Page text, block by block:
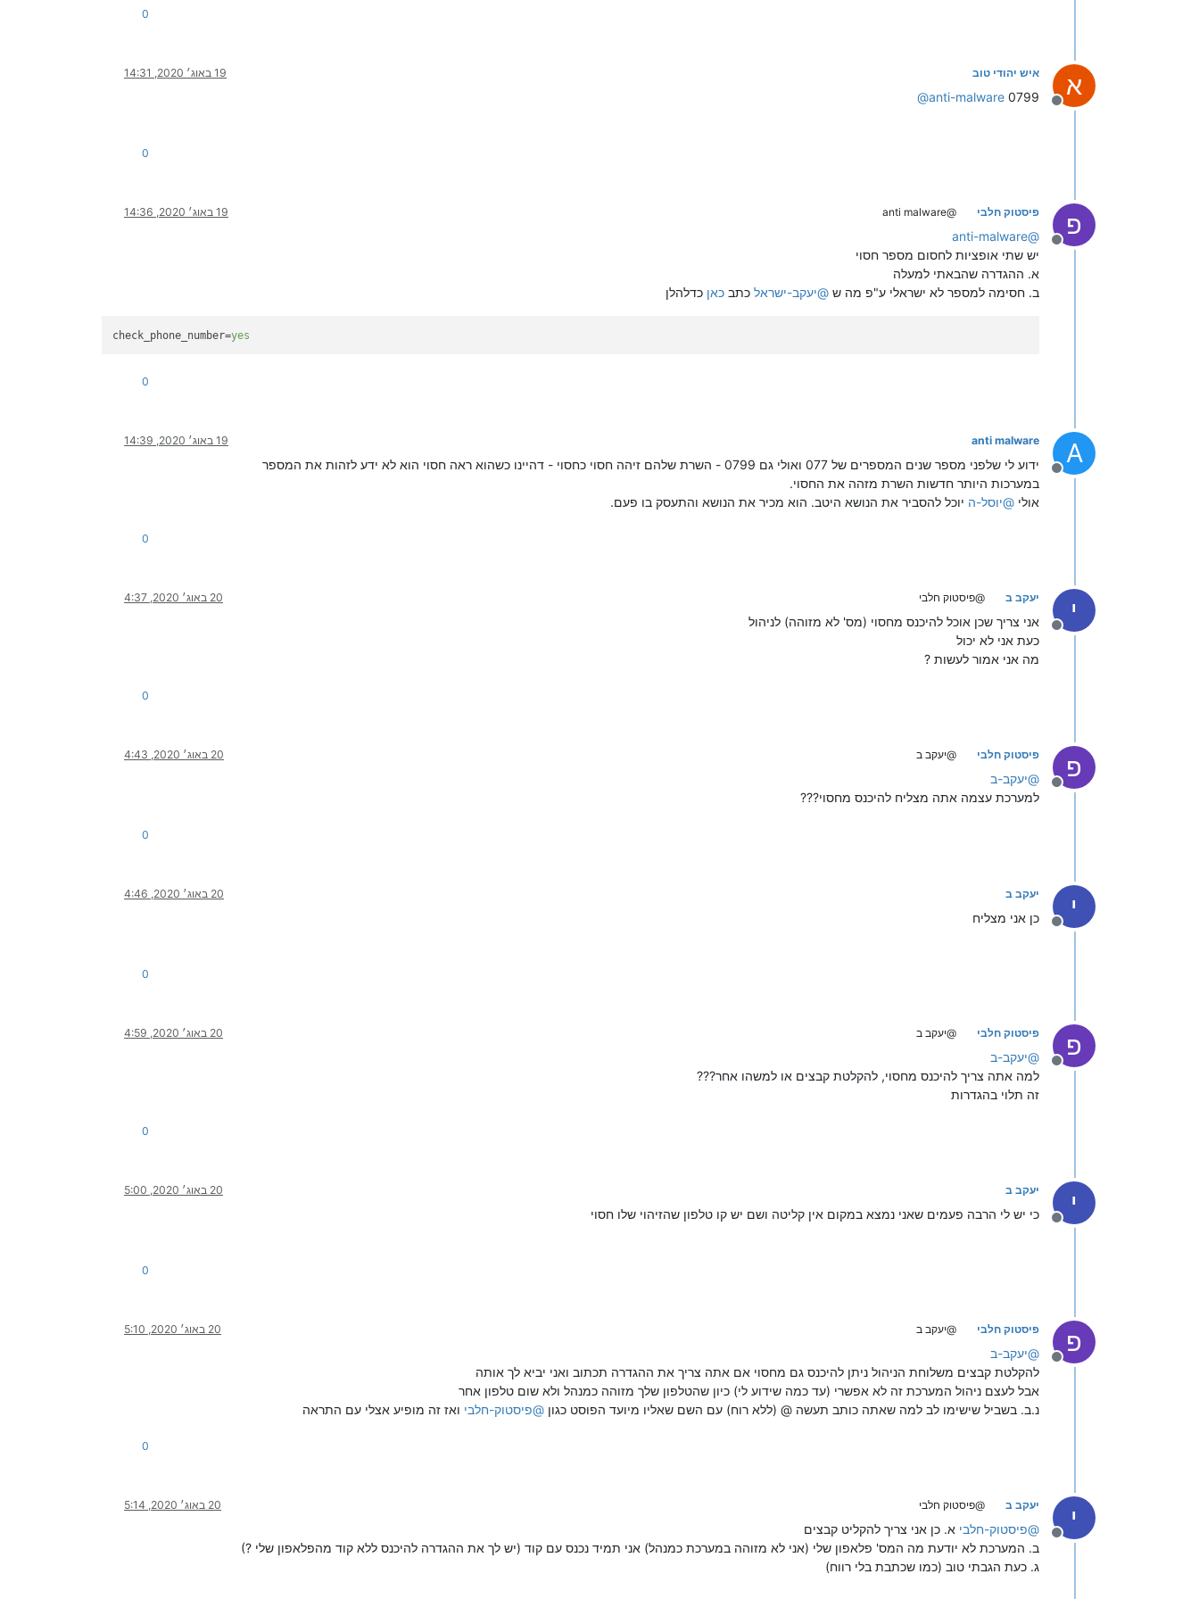
0
א
מנותק
איש יהודי טוב 19 באוג׳ 2020, 14:31
@anti-malware 0799
0
פ
מנותק
פיסטוק חלבי @anti malware 19 באוג׳ 2020, 14:36
@
anti-malware
יש שתי אופציות לחסום מספר חסוי
א. ההגדרה שהבאתי למעלה
ב. חסימה למספר לא ישראלי ע"פ מה ש @יעקב-ישראל כתב כאן כדלהלן
check_phone_number=yes
0
A
מנותק
anti malware 19 באוג׳ 2020, 14:39
ידוע לי שלפני מספר שנים המספרים של 077 ואולי גם 0799 - השרת שלהם זיהה חסוי כחסוי - דהיינו כשהוא ראה חסוי הוא לא ידע לזהות את המספר
במערכות היותר חדשות השרת מזהה את החסוי.
אולי @יוסל-ה יוכל להסביר את הנושא היטב. הוא מכיר את הנושא והתעסק בו פעם.
0
י
מנותק
יעקב ב @פיסטוק חלבי 20 באוג׳ 2020, 4:37
אני צריך שכן אוכל להיכנס מחסוי (מס' לא מזוהה) לניהול
כעת אני לא יכול
מה אני אמור לעשות ?
0
פ
מנותק
פיסטוק חלבי @יעקב ב 20 באוג׳ 2020, 4:43
@יעקב-ב
למערכת עצמה אתה מצליח להיכנס מחסוי???
0
י
מנותק
יעקב ב 20 באוג׳ 2020, 4:46
כן אני מצליח
0
פ
מנותק
פיסטוק חלבי @יעקב ב 20 באוג׳ 2020, 4:59
@יעקב-ב
למה אתה צריך להיכנס מחסוי, להקלטת קבצים או למשהו אחר???
זה תלוי בהגדרות
0
י
מנותק
יעקב ב 20 באוג׳ 2020, 5:00
כי יש לי הרבה פעמים שאני נמצא במקום אין קליטה ושם יש קו טלפון שהזיהוי שלו חסוי
0
פ
מנותק
פיסטוק חלבי @יעקב ב 20 באוג׳ 2020, 5:10
@יעקב-ב
להקלטת קבצים משלוחת הניהול ניתן להיכנס גם מחסוי אם אתה צריך את ההגדרה תכתוב ואני יביא לך אותה
אבל לעצם ניהול המערכת זה לא אפשרי (עד כמה שידוע לי) כיון שהטלפון שלך מזוהה כמנהל ולא שום טלפון אחר
נ.ב. בשביל שישימו לב למה שאתה כותב תעשה @ (ללא רוח) עם השם שאליו מיועד הפוסט כגון @פיסטוק-חלבי ואז זה מופיע אצלי עם התראה
0
י
מנותק
יעקב ב @פיסטוק חלבי 20 באוג׳ 2020, 5:14
@פיסטוק-חלבי א. כן אני צריך להקליט קבצים
ב. המערכת לא יודעת מה המס' פלאפון שלי (אני לא מזוהה במערכת כמנהל) אני תמיד נכנס עם קוד (יש לך את ההגדרה להיכנס ללא קוד מהפלאפון שלי ?)
ג. כעת הגבתי טוב (כמו שכתבת בלי רווח)